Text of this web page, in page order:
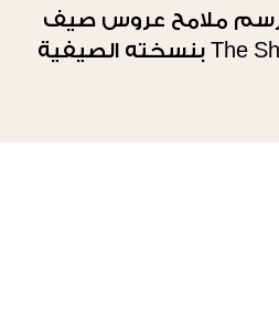
ملامح عروس صيف
2026 خلال The Showroom بنسخته الصيفية